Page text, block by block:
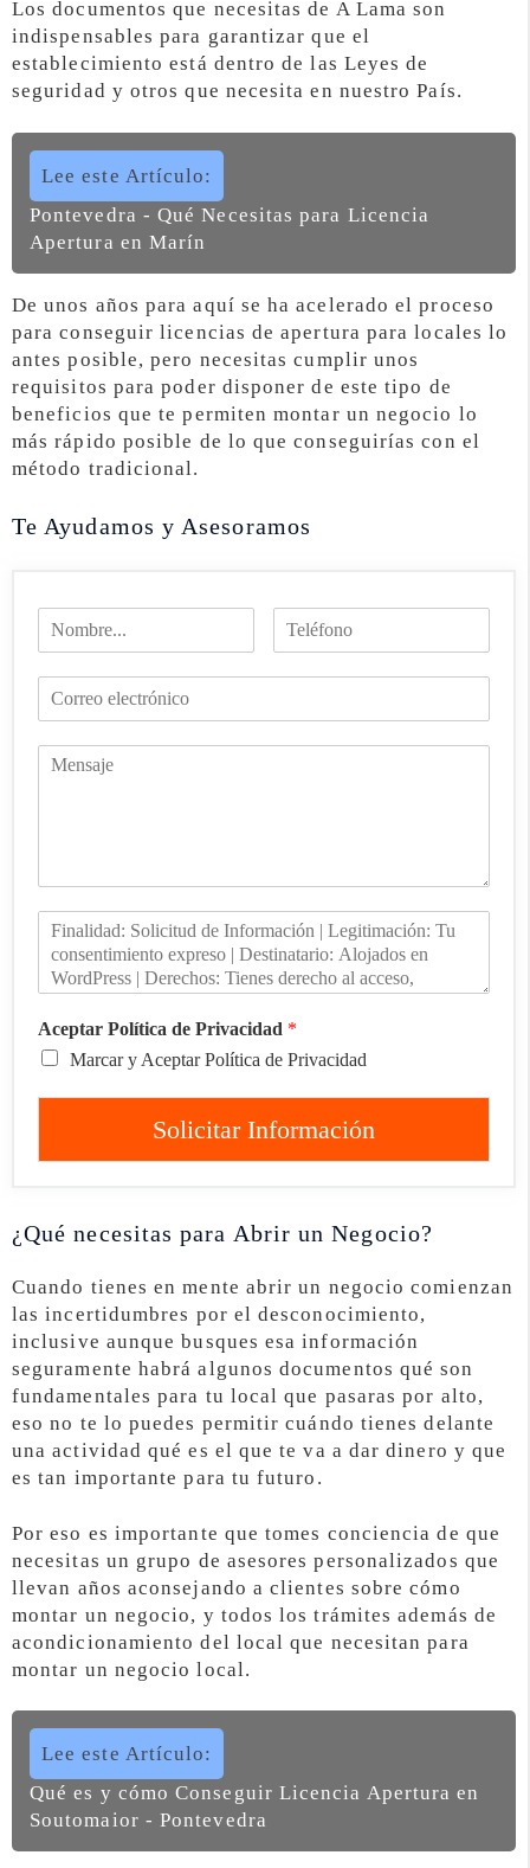
Los documentos que necesitas de A Lama son
indispensables para garantizar que el
establecimiento está dentro de las Leyes de
seguridad y otros que necesita en nuestro País.
Lee este Artículo:
Pontevedra - Qué Necesitas para Licencia
Apertura en Marín
De unos años para aquí se ha acelerado el proceso
para conseguir licencias de apertura para locales lo
antes posible, pero necesitas cumplir unos
requisitos para poder disponer de este tipo de
beneficios que te permiten montar un negocio lo
más rápido posible de lo que conseguirías con el
método tradicional.
Te Ayudamos y Asesoramos
Aceptar Política de Privacidad *
Marcar y Aceptar Política de Privacidad
Solicitar Información
¿Qué necesitas para Abrir un Negocio?
Cuando tienes en mente abrir un negocio comienzan
las incertidumbres por el desconocimiento,
inclusive aunque busques esa información
seguramente habrá algunos documentos qué son
fundamentales para tu local que pasaras por alto,
eso no te lo puedes permitir cuándo tienes delante
una actividad qué es el que te va a dar dinero y que
es tan importante para tu futuro.
Por eso es importante que tomes conciencia de que
necesitas un grupo de asesores personalizados que
llevan años aconsejando a clientes sobre cómo
montar un negocio, y todos los trámites además de
acondicionamiento del local que necesitan para
montar un negocio local.
Lee este Artículo:
Qué es y cómo Conseguir Licencia Apertura en
Soutomaior - Pontevedra